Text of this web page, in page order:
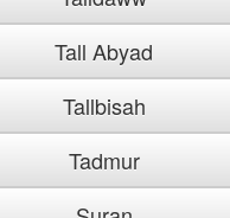
Tall Abyad
Tallbisah
Tadmur